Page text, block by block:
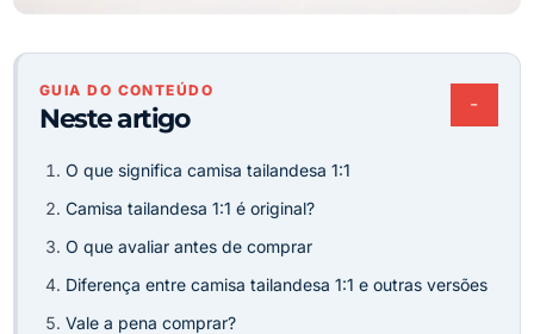
GUIA DO CONTEÚDO
Neste artigo −
O que significa camisa tailandesa 1:1
Camisa tailandesa 1:1 é original?
O que avaliar antes de comprar
Diferença entre camisa tailandesa 1:1 e outras versões
Vale a pena comprar?